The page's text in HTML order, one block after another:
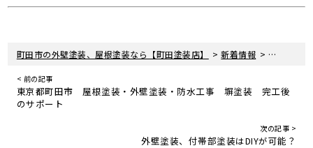
町田市の外壁塗装、屋根塗装なら【町田塗装店】 >新着情報 > 現場レポ
< 前の記事
東京都町田市 屋根塗装・外壁塗装・防水工事 塀塗装 完工後
のサポート
次の記事 >
外壁塗装、付帯部塗装はDIYが可能？